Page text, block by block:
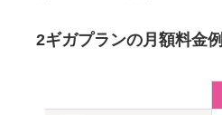
2ギガプランの月額料金例